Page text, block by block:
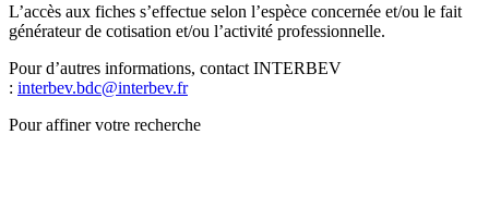
L’accès aux fiches s’effectue selon l’espèce concernée et/ou le fait
générateur de cotisation et/ou l’activité professionnelle.
Pour d’autres informations, contact INTERBEV
: interbev.bdc@interbev.fr
Pour affiner votre recherche